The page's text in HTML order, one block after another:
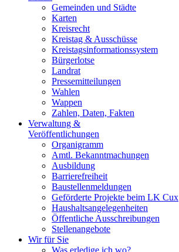
Gemeinden und Städte
Karten
Kreisrecht
Kreistag & Ausschüsse
Kreistagsinformationssystem
Bürgerlotse
Landrat
Pressemitteilungen
Wahlen
Wappen
Zahlen, Daten, Fakten
Verwaltung &
Veröffentlichungen
Organigramm
Amtl. Bekanntmachungen
Ausbildung
Barrierefreiheit
Baustellenmeldungen
Geförderte Projekte beim LK Cux
Haushaltsangelegenheiten
Öffentliche Ausschreibungen
Stellenangebote
Wir für Sie
Was erledige ich wo?